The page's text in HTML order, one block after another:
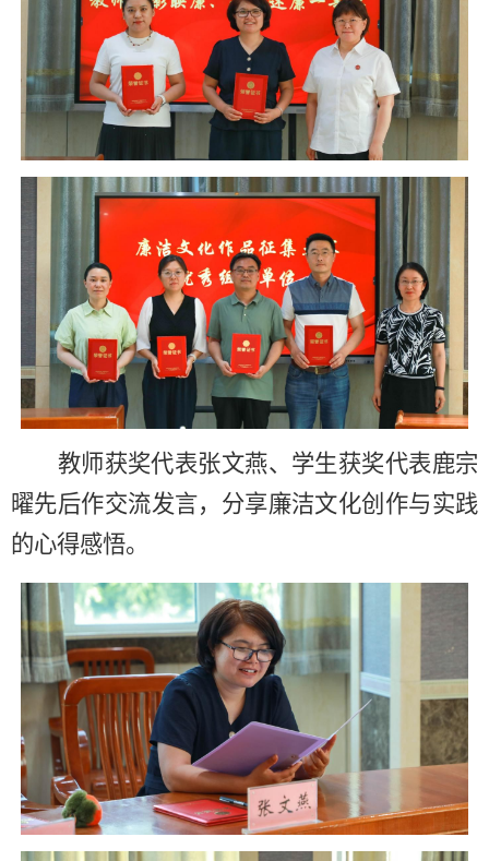
教师获奖代表张文燕、学生获奖代表鹿宗
曜先后作交流发言，分享廉洁文化创作与实践
的心得感悟。